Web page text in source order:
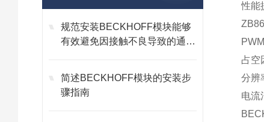
规范安装BECKHOFF模块能够
有效避免因接触不良导致的通讯
简述BECKHOFF模块的安装步
骤指南
性能
占空
分辨
电流